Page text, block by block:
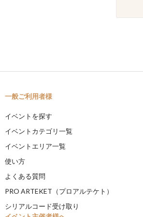
一般ご利用者様
イベントを探す
イベントカテゴリ一覧
イベントエリア一覧
使い方
よくある質問
PRO ARTEKET（プロアルテケト）
シリアルコード受け取り